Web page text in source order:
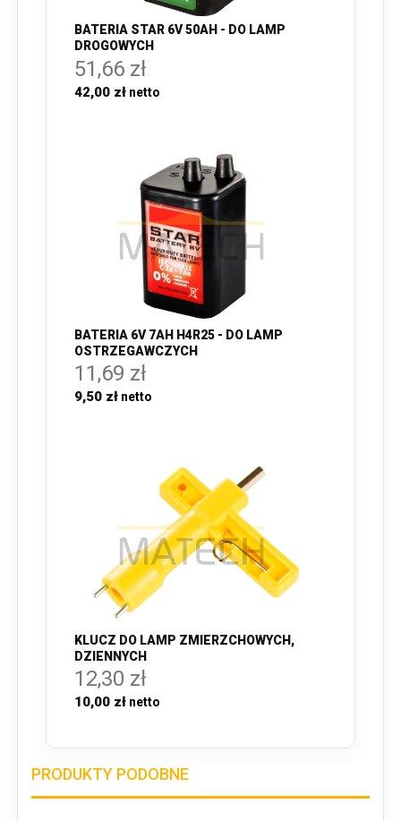
BATERIA STAR 6V 50AH - DO LAMP
DROGOWYCH
51,66 zł
42,00 zł
BATERIA 6V 7AH H4R25 - DO LAMP
OSTRZEGAWCZYCH
11,69 zł
9,50 zł
KLUCZ DO LAMP ZMIERZCHOWYCH,
DZIENNYCH
12,30 zł
10,00 zł
PRODUKTY PODOBNE